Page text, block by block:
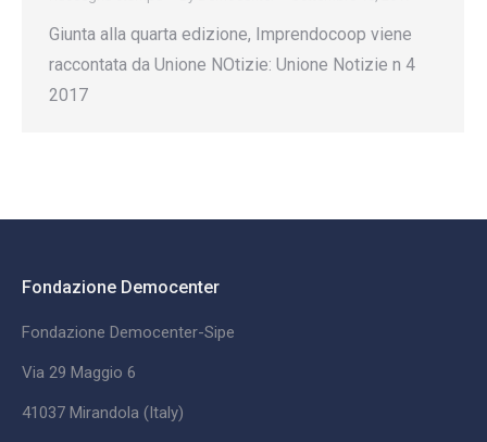
Giunta alla quarta edizione, Imprendocoop viene
raccontata da Unione NOtizie: Unione Notizie n 4
2017
Fondazione Democenter
Fondazione Democenter-Sipe
Via 29 Maggio 6
41037 Mirandola (Italy)